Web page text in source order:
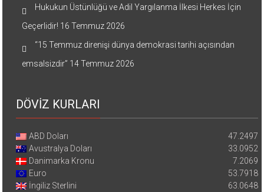
Hukukun Üstünlüğü ve Adil Yargılanma İlkesi Herkes İçin
Geçerlidir! 16 Temmuz 2026
“15 Temmuz direnişi dünya demokrasi tarihi açısından
emsalsizdir” 14 Temmuz 2026
DÖVİZ KURLARI
ABD Doları
47.2497
Avustralya Doları
33.0952
Danimarka Kronu
7.2069
Euro
53.7918
İngiliz Sterlini
63.0648